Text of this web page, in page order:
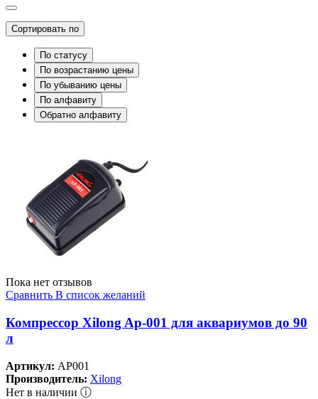
Сортировать по
По статусу
По возрастанию цены
По убыванию цены
По алфавиту
Обратно алфавиту
Пока нет отзывов
Сравнить В список желаний
Компрессор Xilong Ap-001 для аквариумов до 90
л
Артикул: AP001
Производитель: Xilong
Нет в наличии ⓘ